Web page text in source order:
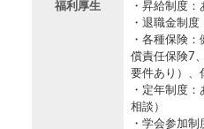
福利厚生
・昇給制度
・退職金制度
・各種保険
償責任保険7
要件あり）、
・定年制度
相談）
・学会参加